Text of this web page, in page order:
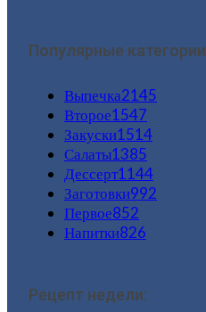
Популярные категории
Выпечка2145
Второе1547
Закуски1514
Салаты1385
Дессерт1144
Заготовки992
Первое852
Напитки826
Рецепт недели: